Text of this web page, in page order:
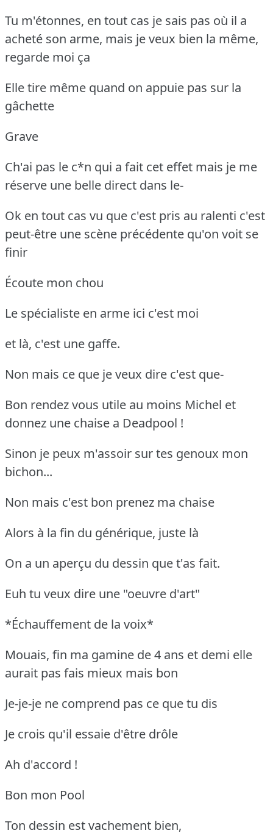
Tu m'étonnes, en tout cas je sais pas où il a
acheté son arme, mais je veux bien la même,
regarde moi ça
Elle tire même quand on appuie pas sur la
gâchette
Grave
Ch'ai pas le c*n qui a fait cet effet mais je me
réserve une belle direct dans le-
Ok en tout cas vu que c'est pris au ralenti c'est
peut-être une scène précédente qu'on voit se
finir
Écoute mon chou
Le spécialiste en arme ici c'est moi
et là, c'est une gaffe.
Non mais ce que je veux dire c'est que-
Bon rendez vous utile au moins Michel et
donnez une chaise a Deadpool !
Sinon je peux m'assoir sur tes genoux mon
bichon...
Non mais c'est bon prenez ma chaise
Alors à la fin du générique, juste là
On a un aperçu du dessin que t'as fait.
Euh tu veux dire une "oeuvre d'art"
*Échauffement de la voix*
Mouais, fin ma gamine de 4 ans et demi elle
aurait pas fais mieux mais bon
Je-je-je ne comprend pas ce que tu dis
Je crois qu'il essaie d'être drôle
Ah d'accord !
Bon mon Pool
Ton dessin est vachement bien,